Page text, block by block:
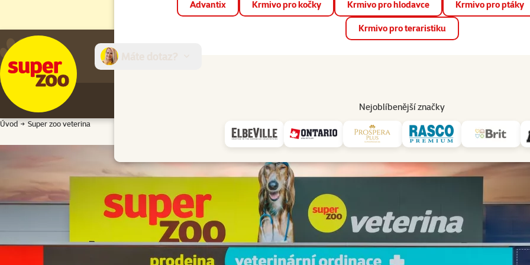
📱 Stáhněte si novou aplikaci Super zoo.Více informací
Advantix Krmivo pro kočky Krmivo pro hlodavce Krmivo pro ptáky
Krmivo pro teraristiku
Nejoblíbenější značky
Prodejny Služby
Úvod Super zoo veterina
Super zoo veterina